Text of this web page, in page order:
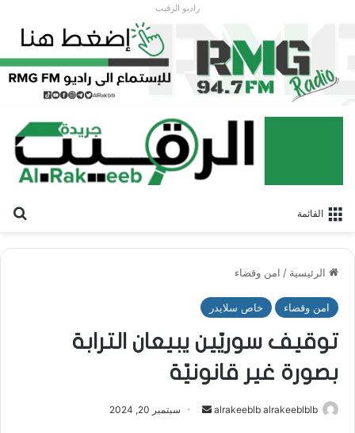
راديو الرقيب
القائمة
الرئيسية / امن وقضاء
امن وقضاء خاص سلايدر
توقيف سوريّين يبيعان الترابة
بصورة غير قانونيّة
alrakeeblb alrakeeblblb
أرسل سبتمبر 20, 2024